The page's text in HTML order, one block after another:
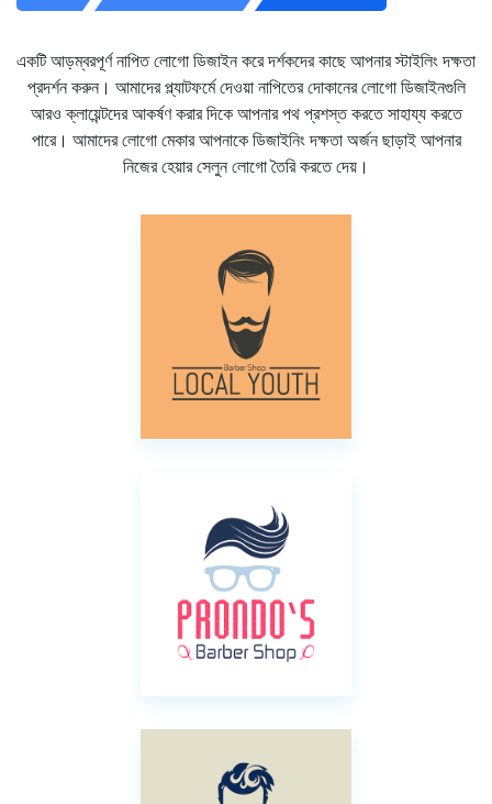
একটি আড়ম্বরপূর্ণ নাপিত লোগো ডিজাইন করে দর্শকদের কাছে আপনার স্টাইলিং দক্ষতা
প্রদর্শন করুন। আমাদের প্ল্যাটফর্মে দেওয়া নাপিতের দোকানের লোগো ডিজাইনগুলি
আরও ক্লায়েন্টদের আকর্ষণ করার দিকে আপনার পথ প্রশস্ত করতে সাহায্য করতে
পারে। আমাদের লোগো মেকার আপনাকে ডিজাইনিং দক্ষতা অর্জন ছাড়াই আপনার
নিজের হেয়ার সেলুন লোগো তৈরি করতে দেয়।